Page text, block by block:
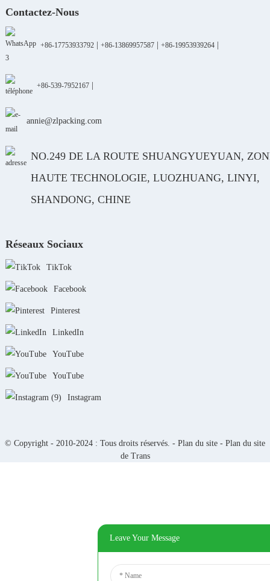
Contactez-Nous
+86-17753933792| +86-13869957587| +86-19953939264|
+86-539-7952167|
annie@zlpacking.com
NO.249 DE LA ROUTE SHUANGYUEYUAN,
HAUTE TECHNOLOGIE, LUOZHUANG, LINYI,
SHANDONG, CHINE
Réseaux Sociaux
TikTok
Facebook
Pinterest
LinkedIn
YouTube
YouTube
Instagram
© Copyright - 2010-2024 : Tous droits réservés. - Plan du site - Plan du site
de Trans
Leave Your Message